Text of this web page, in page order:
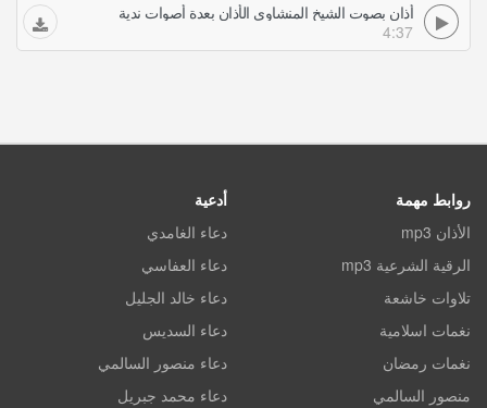
أذان بصوت الشيخ المنشاوي الأذان بعدة أصوات ندية
4:37
روابط مهمة
الأذان mp3
الرقية الشرعية mp3
تلاوات خاشعة
نغمات اسلامية
نغمات رمضان
منصور السالمي
أدعية
دعاء الغامدي
دعاء العفاسي
دعاء خالد الجليل
دعاء السديس
دعاء منصور السالمي
دعاء محمد جبريل